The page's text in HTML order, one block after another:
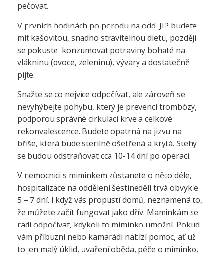
pečovat.
V prvních hodinách po porodu na odd. JIP budete
mít kašovitou, snadno stravitelnou dietu, později
se pokuste konzumovat potraviny bohaté na
vlákninu (ovoce, zeleninu), vývary a dostatečně
pijte.
Snažte se co nejvíce odpočívat, ale zároveň se
nevyhýbejte pohybu, který je prevencí trombózy,
podporou správné cirkulaci krve a celkové
rekonvalescence. Budete opatrná na jizvu na
břiše, která bude sterilně ošetřená a krytá. Stehy
se budou odstraňovat cca 10-14 dní po operaci.
V nemocnici s miminkem zůstanete o něco déle,
hospitalizace na oddělení šestinedělí trvá obvykle
5 – 7 dní. I když vás propustí domů, neznamená to,
že můžete začít fungovat jako dřív. Maminkám se
radí odpočívat, kdykoli to miminko umožní. Pokud
vám příbuzní nebo kamarádi nabízí pomoc, ať už
to jen malý úklid, uvaření oběda, péče o miminko,